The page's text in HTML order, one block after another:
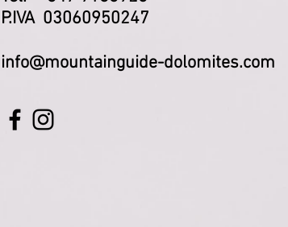
P.IVA 03060950247
info@mountainguide-dolomites.com